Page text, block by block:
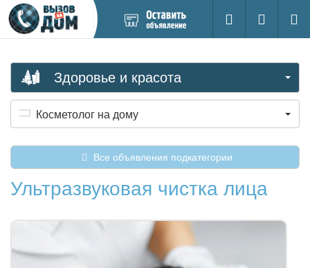
новое
Поиск
Вход на
Здоровье и красота
Косметолог на дому
Все объявления подкатегории
Ультразвуковая чистка лица